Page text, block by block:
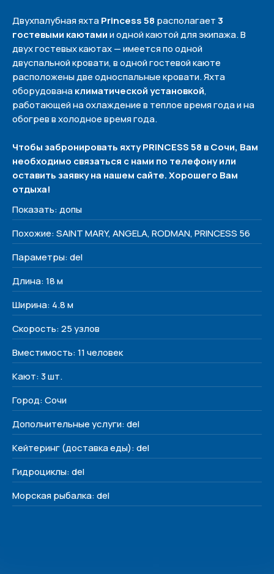
Двухпалубная яхтаPrincess 58 располагает3
гостевыми каютамии одной каютой для экипажа. В
двух гостевых каютах — имеется по одной
двуспальной кровати, в одной гостевой каюте
расположены две односпальные кровати. Яхта
оборудованаклиматической установкой,
работающей на охлаждение в теплое время года и на
обогрев в холодное время года.
Чтобы забронировать яхту PRINCESS 58 в Сочи, Вам
необходимо связаться с нами по телефону или
оставить заявку на нашем сайте. Хорошего Вам
отдыха!
Показать: допы
Похожие: SAINT MARY, ANGELA, RODMAN, PRINCESS 56
Параметры: del
Длина: 18 м
Ширина: 4.8 м
Скорость: 25 узлов
Вместимость: 11 человек
Кают: 3 шт.
Город: Сочи
Дополнительные услуги: del
Кейтеринг (доставка еды): del
Гидроциклы: del
Морская рыбалка: del
Наши яхты
Контакты
О нас
Контакты
+7 (938) 488-17-17
Сочи, Несебрская 3
Соц. сети